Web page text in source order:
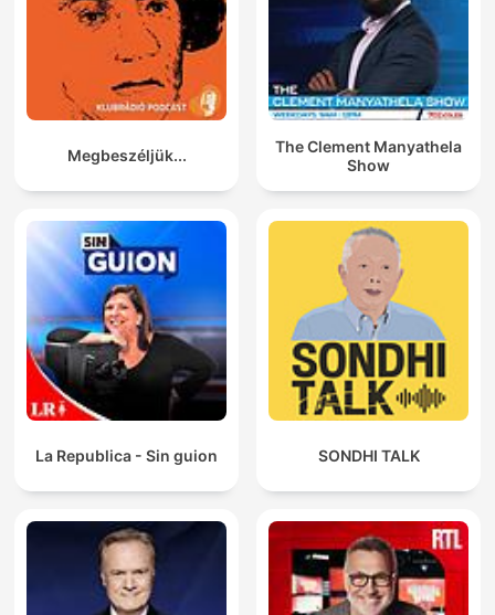
Megbeszéljük...
The Clement Manyathela
Show
La Republica - Sin guion SONDHI TALK